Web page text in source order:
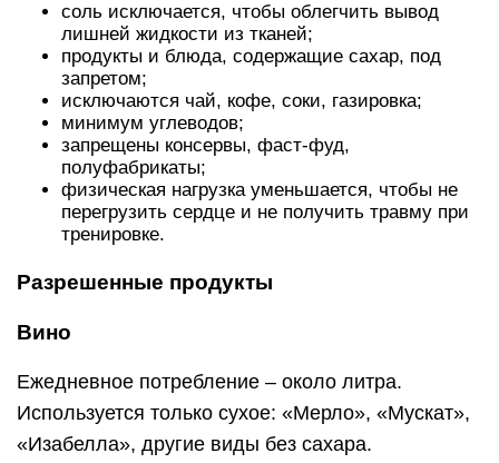
соль исключается, чтобы облегчить вывод
лишней жидкости из тканей;
продукты и блюда, содержащие сахар, под
запретом;
исключаются чай, кофе, соки, газировка;
минимум углеводов;
запрещены консервы, фаст-фуд,
полуфабрикаты;
физическая нагрузка уменьшается, чтобы не
перегрузить сердце и не получить травму при
тренировке.
Разрешенные продукты
Вино
Ежедневное потребление – около литра.
Используется только сухое: «Мерло», «Мускат»,
«Изабелла», другие виды без сахара.